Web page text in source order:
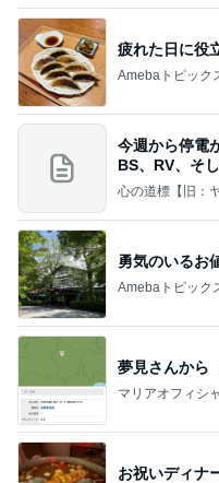
疲れた日に役
Amebaトピック
今週から停電
BS、RV、そ
心の道標【旧：
勇気のいるお
Amebaトピック
夢見さんから
マリアオフィシ
お祝いディナ